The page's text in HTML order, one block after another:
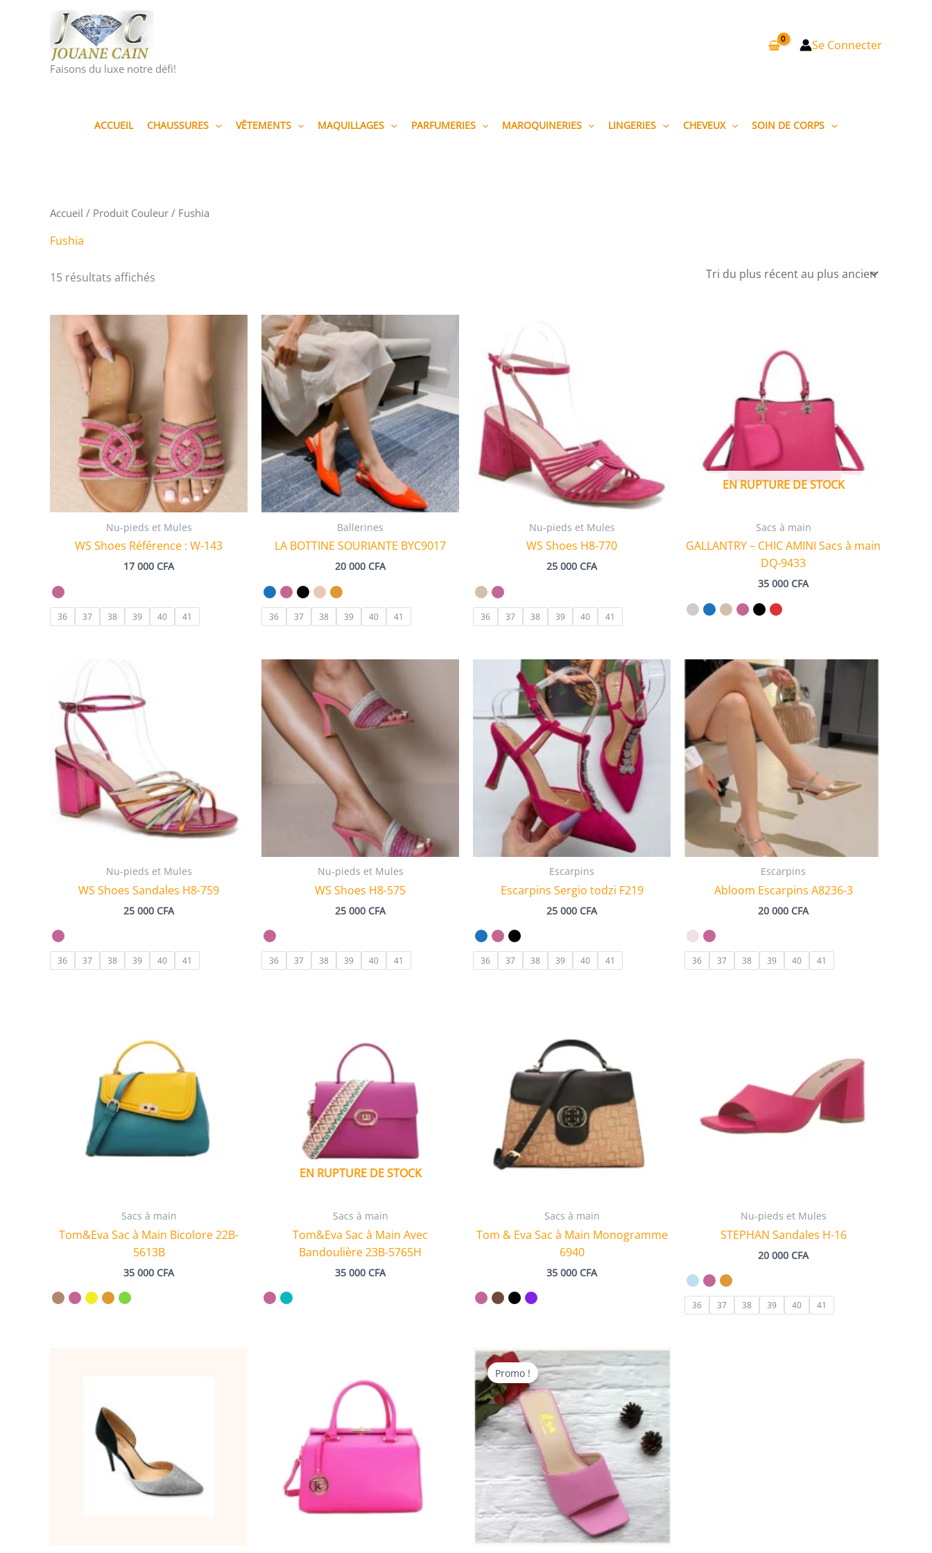
Faisons du luxe notre défi!
Se Connecter
ACCUEIL CHAUSSURES VÊTEMENTS MAQUILLAGES PARFUMERIES MAROQUINERIES LINGERIES CHEVEUX SOIN DE CORPS
Accueil / Produit Couleur / Fushia
Fushia
15 résultats affichés
ancien
Nu-pieds et Mules
WS Shoes Référence : W-143
17 000 CFA
36 37 38 39 40 41
Ballerines
LA BOTTINE SOURIANTE BYC9017
20 000 CFA
36 37 38 39 40 41
Nu-pieds et Mules
WS Shoes H8-770
25 000 CFA
36 37 38 39 40 41
EN RUPTURE DE STOCK
Sacs à main
GALLANTRY – CHIC AMINI Sacs à main
DQ-9433
35 000 CFA
Nu-pieds et Mules
WS Shoes Sandales H8-759
25 000 CFA
36 37 38 39 40 41
Nu-pieds et Mules
WS Shoes H8-575
25 000 CFA
36 37 38 39 40 41
Escarpins
Escarpins Sergio todzi F219
25 000 CFA
36 37 38 39 40 41
Escarpins
Abloom Escarpins A8236-3
20 000 CFA
36 37 38 39 40 41
Sacs à main
Tom&Eva Sac à Main Bicolore 22B-
5613B
35 000 CFA
EN RUPTURE DE STOCK
Sacs à main
Tom&Eva Sac à Main Avec
Bandoulière 23B-5765H
35 000 CFA
Sacs à main
Tom & Eva Sac à Main Monogramme
6940
35 000 CFA
Nu-pieds et Mules
STEPHAN Sandales H-16
20 000 CFA
36 37 38 39 40 41
Promo !